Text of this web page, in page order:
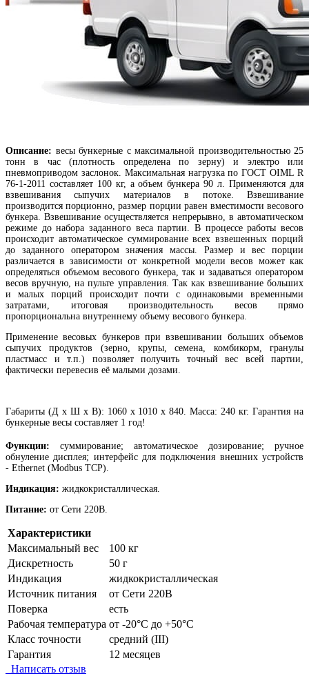
Описание: весы бункерные с максимальной производительностью 25
тонн в час (плотность определена по зерну) и электро или
пневмоприводом заслонок. Максимальная нагрузка по ГОСТ OIML R
76-1-2011 составляет 100 кг, а объем бункера 90 л. Применяются для
взвешивания сыпучих материалов в потоке. Взвешивание
производится порционно, размер порции равен вместимости весового
бункера. Взвешивание осуществляется непрерывно, в автоматическом
режиме до набора заданного веса партии. В процессе работы весов
происходит автоматическое суммирование всех взвешенных порций
до заданного оператором значения массы. Размер и вес порции
различается в зависимости от конкретной модели весов может как
определяться объемом весового бункера, так и задаваться оператором
весов вручную, на пульте управления. Так как взвешивание больших
и малых порций происходит почти с одинаковыми временными
затратами, итоговая производительность весов прямо
пропорциональна внутреннему объему весового бункера.
Применение весовых бункеров при взвешивании больших объемов
сыпучих продуктов (зерно, крупы, семена, комбикорм, гранулы
пластмасс и т.п.) позволяет получить точный вес всей партии,
фактически перевесив её малыми дозами.
Габариты (Д х Ш х В): 1060 х 1010 х 840. Масса: 240 кг. Гарантия на
бункерные весы составляет 1 год!
Функции: суммирование; автоматическое дозирование;
ручное
обнуление дисплея; интерфейс для подключения внешних устройств
- Ethernet (Modbus TCP).
Индикация: жидкокристаллическая.
Питание: от Сети 220В.
Характеристики
Максимальный вес
100 кг
Дискретность
50 г
Индикация
жидкокристаллическая
Источник питания
от Сети 220В
Поверка
есть
Рабочая температура от -20°C до +50°C
Класс точности
средний (III)
Гарантия
12 месяцев
Написать отзыв